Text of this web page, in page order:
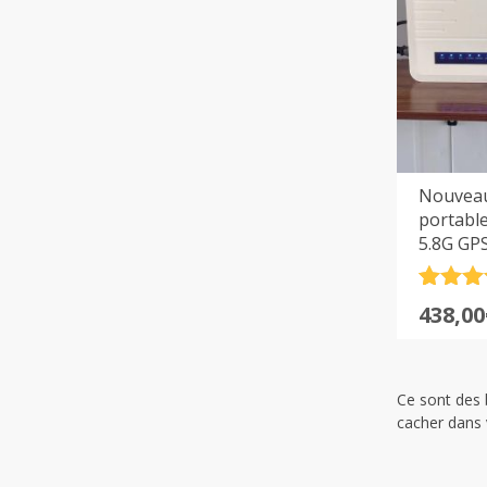
5.8G
sur 5
Le
était :
438,00
Le
est :
Ce sont des
cacher